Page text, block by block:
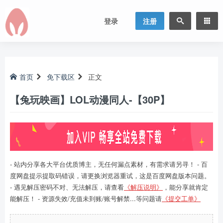
登录 注册
首页 免下载区 正文
【兔玩映画】LOL动漫同人-【30P】
- 站内分享各大平台优质博主，无任何漏点素材，有需求请另寻！ - 百
度网盘提示提取码错误，请更换浏览器重试，这是百度网盘版本问题。
- 遇见解压密码不对、无法解压，请查看 《解压说明》
，能分享就肯定
能解压！ - 资源失效/充值未到账/账号解禁...等问题请 《提交工单》